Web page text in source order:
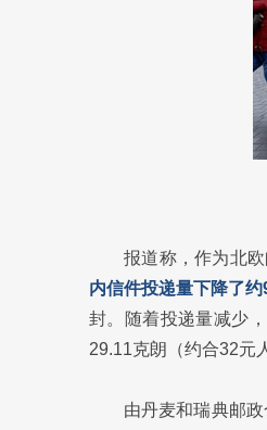
报道称，作为北
内信件投递量下降了约
封。随着投递量减少
29.11克朗（约合32元
由丹麦和瑞典邮